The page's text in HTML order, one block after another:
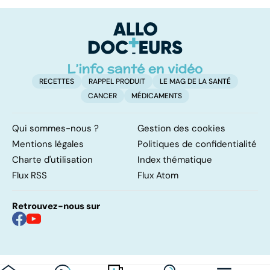
solution ?
RECETTES RAPPEL PRODUIT
LE MAG DE LA SANTÉ
CANCER
MÉDICAMENTS
Qui sommes-nous ?
Gestion des cookies
Mentions légales
Politiques de confidentialité
Charte d'utilisation
Index thématique
Flux RSS
Flux Atom
Retrouvez-nous sur